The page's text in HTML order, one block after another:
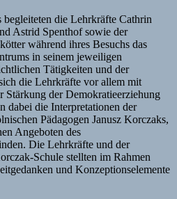
die Lehrkräfte Cathrin
Astrid Spenthof sowie der
während ihres Besuchs das
in seinem jeweiligen
Tätigkeiten und der
die Lehrkräfte vor allem mit
Stärkung der Demokratieerziehung
dabei die Interpretationen der
Pädagogen Janusz Korczaks,
Angeboten des
Die Lehrkräfte und der
Schule stellten im Rahmen
und Konzeptionselemente